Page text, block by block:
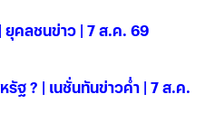
ยุคลชนข่าว | 7 ส.ค. 69
ฐ ? | เนชั่นทันข่าวค่ำ | 7 ส.ค.